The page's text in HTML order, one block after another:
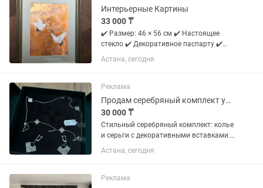
Интерьерные Картины
33 000 ₸
✔️ Размер: 46 × 56 см ✔️ Настоящее
стекло ✔️ Декоративное паспарту ✔️
Современный багет ✔️ Крепление для
Отличный подарок на...
Астана, сегодня
Реклама
Продам серебряный комплект украшений в подарочной коробке от Казювелирторг
30 000 ₸
Стильный серебряный комплект: колье
и серьги с декоративными вставками.
925 пробы. Носился бережно,
состояние отличное. - Серебро -
коробкой
Астана, сегодня
Реклама